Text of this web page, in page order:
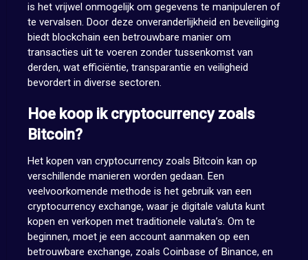
is het vrijwel onmogelijk om gegevens te manipuleren of
te vervalsen. Door deze onveranderlijkheid en beveiliging
biedt blockchain een betrouwbare manier om
transacties uit te voeren zonder tussenkomst van
derden, wat efficiëntie, transparantie en veiligheid
bevordert in diverse sectoren.
Hoe koop ik cryptocurrency zoals
Bitcoin?
Het kopen van cryptocurrency zoals Bitcoin kan op
verschillende manieren worden gedaan. Een
veelvoorkomende methode is het gebruik van een
cryptocurrency exchange, waar je digitale valuta kunt
kopen en verkopen met traditionele valuta’s. Om te
beginnen, moet je een account aanmaken op een
betrouwbare exchange, zoals Coinbase of Binance, en